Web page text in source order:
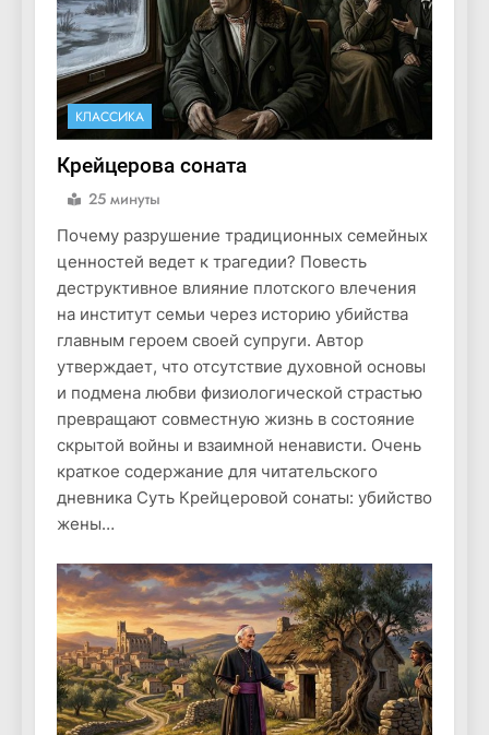
КЛАССИКА
Крейцерова соната
25 минуты
Почему разрушение традиционных семейных
ценностей ведет к трагедии? Повесть
деструктивное влияние плотского влечения
на институт семьи через историю убийства
главным героем своей супруги. Автор
утверждает, что отсутствие духовной основы
и подмена любви физиологической страстью
превращают совместную жизнь в состояние
скрытой войны и взаимной ненависти. Очень
краткое содержание для читательского
дневника Суть Крейцеровой сонаты: убийство
жены…